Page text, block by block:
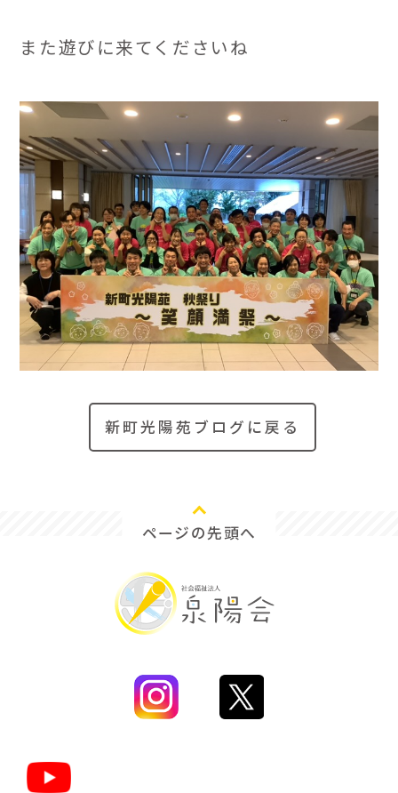
また遊びに来てくださいね
新町光陽苑ブログに戻る
ページの先頭へ